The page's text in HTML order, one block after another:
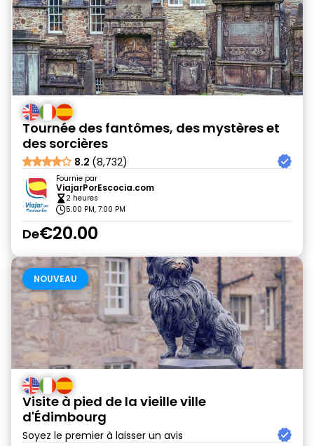
Tournée des fantômes, des mystères et
des sorcières
8.2 (8,732)
Fournie par
ViajarPorEscocia.com
2 heures
5:00 PM, 7:00 PM
De€20.00
NOUVEAU
Visite à pied de la vieille ville
d'Édimbourg
Soyez le premier à laisser un avis